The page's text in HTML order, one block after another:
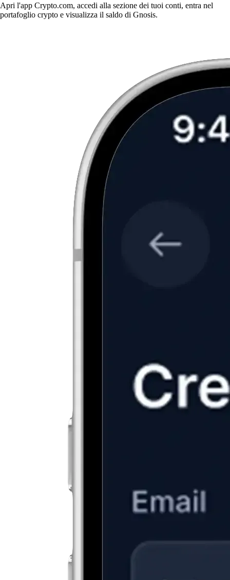
Apri l'app Crypto.com, accedi alla sezione dei tuoi conti, entra nel
portafoglio crypto e visualizza il saldo di Gnosis.